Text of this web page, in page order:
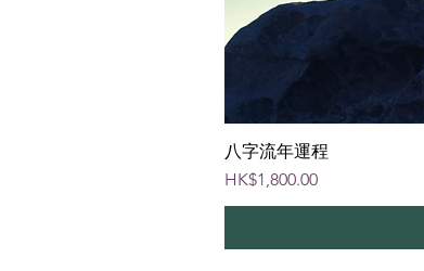
八字流年運程
價格
HK$1,800.00